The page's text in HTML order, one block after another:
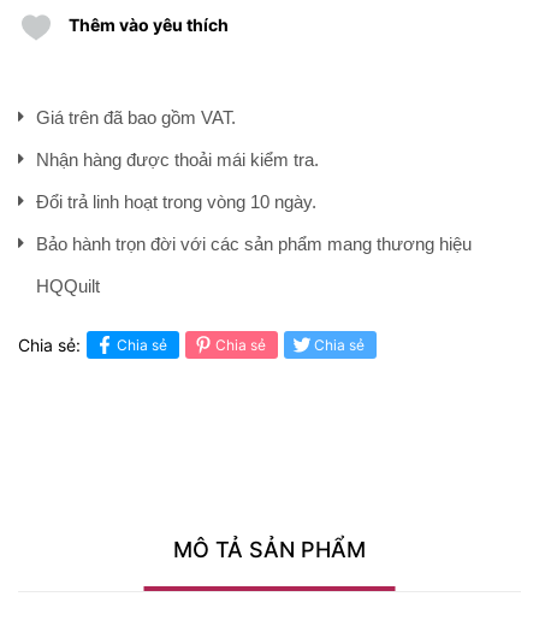
Thêm vào yêu thích
Giá trên đã bao gồm VAT.
Nhận hàng được thoải mái kiểm tra.
Đổi trả linh hoạt trong vòng 10 ngày.
Bảo hành trọn đời với các sản phẩm mang thương hiệu
HQQuilt
Chia sẻ: Chia sẻ Chia sẻ Chia sẻ
MÔ TẢ SẢN PHẨM